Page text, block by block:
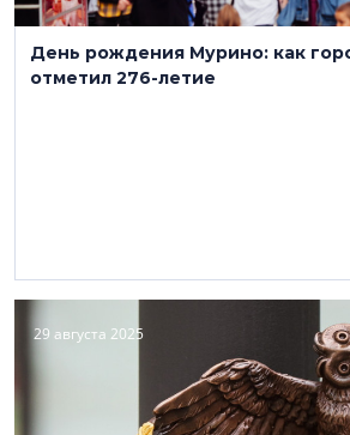
(812) 561-29-56
Строительство, девелопмент
День рождения Мурино: как
отметил 276-летие
29 августа 2025